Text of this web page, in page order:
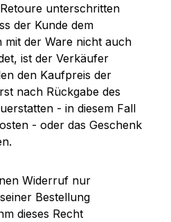
unterschritten
der Kunde dem
mit der Ware nicht auch
ist der Verkäufer
den Kaufpreis der
nach Rückgabe des
- in diesem Fall
- oder das Geschenk
Widerruf nur
Bestellung
dieses Recht